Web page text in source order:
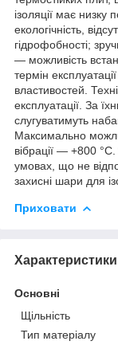
ізоляції має низку
екологічність,
гідрофобності;
— можливість
термін
властивостей.
експлуатації. За
слугуватимуть
Максимально
вібрації — +800
умовах, що не
захисні шари для
Приховати
Характеристики
Основні
Щільність
Тип матеріалу